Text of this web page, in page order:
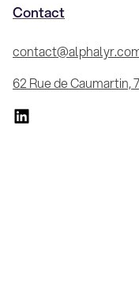
Contact
62 Rue de Caumartin,